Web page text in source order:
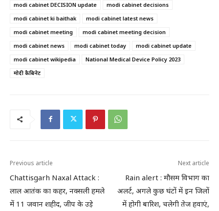
modi cabinet DECISION update
modi cabinet decisions
modi cabinet ki baithak
modi cabinet latest news
modi cabinet meeting
modi cabinet meeting decision
modi cabinet news
modi cabinet today
modi cabinet update
modi cabinet wikipedia
National Medical Device Policy 2023
मोदी कैबिनेट
Previous article
Chattisgarh Naxal Attack :
लाल आतंक का कहर, नक्सली हमले
में 11 जवान शहीद, जीप के उड़े
Next article
Rain alert : मौसम विभाग का
अलर्ट, अगले कुछ घंटों में इन जिलों
में होगी बारिश, चलेगी तेज हवाएं,